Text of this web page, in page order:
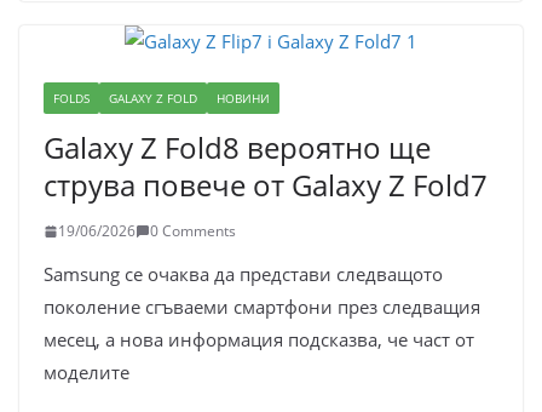
FOLDS GALAXY Z FOLD НОВИНИ
Galaxy Z Fold8 вероятно ще
струва повече от Galaxy Z Fold7
19/06/2026 0 Comments
Samsung се очаква да представи следващото
поколение сгъваеми смартфони през следващия
месец, а нова информация подсказва, че част от
моделите